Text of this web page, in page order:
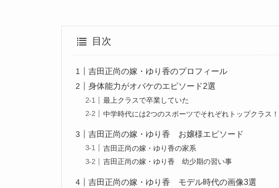
目次
吉田正尚の嫁・ゆり香のプロフィール
身体能力がオバケのエピソード2選
最上クラスで卒業していた
中学時代には2つのスポーツでそれぞれトップクラス！
吉田正尚の嫁・ゆり香 お嬢様エピソード
吉田正尚の嫁・ゆり香の家系
吉田正尚の嫁・ゆり香 幼少期の習い事
吉田正尚の嫁・ゆり香 モデル時代の画像3選